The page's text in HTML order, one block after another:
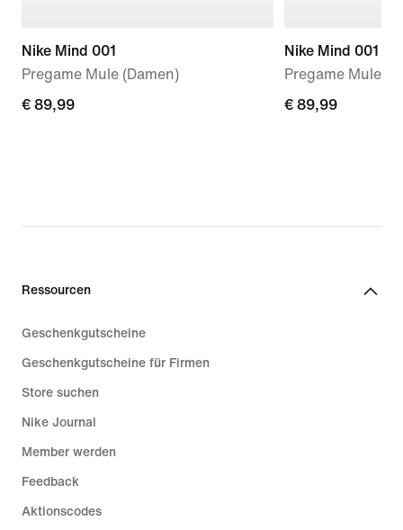
Nike Mind 001
Pregame Mule (Damen)
€ 89,99
€ 89,99
Nike Mind 001
Pregame Mules
€ 89,99
€ 89,99
Ressourcen
Geschenkgutscheine
Geschenkgutscheine für Firmen
Store suchen
Nike Journal
Member werden
Feedback
Aktionscodes